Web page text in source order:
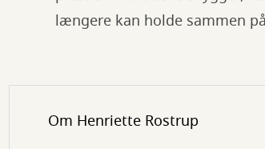
længere kan holde sammen
Om Henriette Rostrup